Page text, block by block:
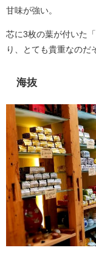
甘味が強い。
芯に3枚の葉が付いた
り、とても貴重なのだ
海抜